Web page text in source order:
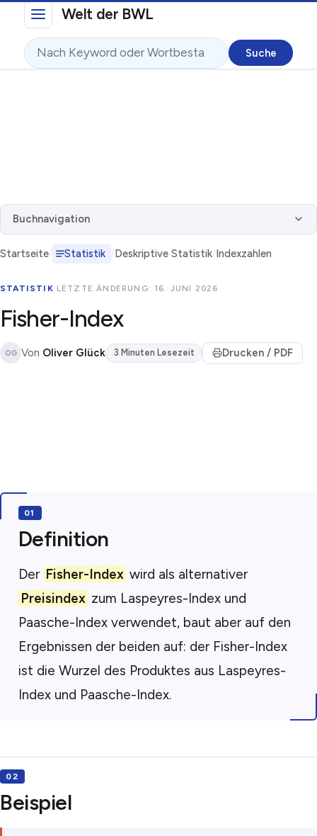
Direkt zum InhaltWelt der BWL
Suche
Buchnavigation
Startseite Statistik Deskriptive Statistik Indexzahlen
STATISTIK· LETZTE ÄNDERUNG: 16. JUNI 2026
Fisher-Index
OG Von Oliver Glück 3 Minuten Lesezeit Drucken / PDF
Definition
Der Fisher-Index wird als alternativer
Preisindex zum Laspeyres-Index und
Paasche-Index verwendet, baut aber auf den
Ergebnissen der beiden auf: der Fisher-Index
ist die Wurzel des Produktes aus Laspeyres-
Index und Paasche-Index.
Beispiel